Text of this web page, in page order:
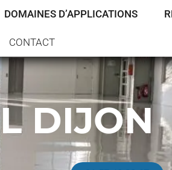
DOMAINES D’APPLICATIONS
CONTACT
DIJON